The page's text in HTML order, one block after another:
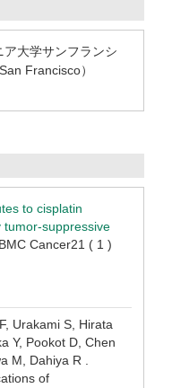
大学サンフランシ
Francisco）
to cisplatin
tumor-suppressive
Cancer21 ( 1 )
Urakami S, Hirata
Y, Pookot D, Chen
M, Dahiya R .
of